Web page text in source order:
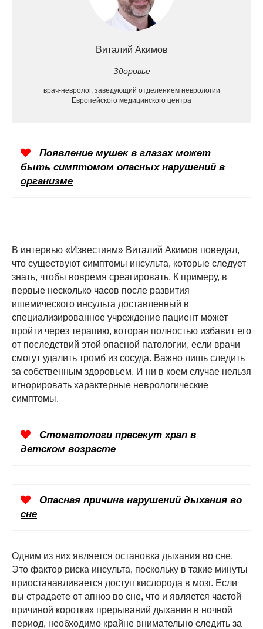
Виталий Акимов
Здоровье
врач-невролог, заведующий отделением неврологии
Европейского медицинского центра
Появление мушек в глазах может
быть симптомом опасных нарушений в
организме
В интервью «Известиям» Виталий Акимов поведал,
что существуют симптомы инсульта, которые следует
знать, чтобы вовремя среагировать. К примеру, в
первые несколько часов после развития
ишемического инсульта доставленный в
специализированное учреждение пациент может
пройти через терапию, которая полностью избавит его
от последствий этой опасной патологии, если врачи
смогут удалить тромб из сосуда. Важно лишь следить
за собственным здоровьем. И ни в коем случае нельзя
игнорировать характерные неврологические
симптомы.
Стоматологи пресекут храп в
детском возрасте
Опасная причина нарушений дыхания во
сне
Одним из них является остановка дыхания во сне.
Это фактор риска инсульта, поскольку в такие минуты
приостанавливается доступ кислорода в мозг. Если
вы страдаете от апноэ во сне, что и является частой
причиной коротких прерываний дыхания в ночной
период, необходимо крайне внимательно следить за